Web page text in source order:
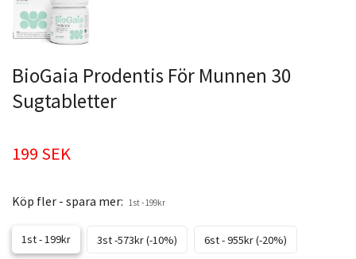
BioGaia Prodentis För Munnen 30
Sugtabletter
199 SEK
Köp fler - spara mer: 1st - 199kr
1st - 199kr 3st -573kr (-10%) 6st - 955kr (-20%)